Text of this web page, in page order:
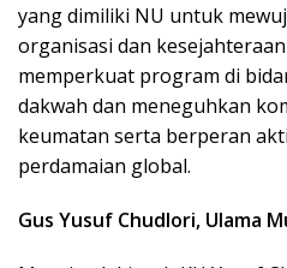
yang dimiliki NU untuk
organisasi dan
memperkuat program di
dakwah dan meneguhkan
keumatan serta berperan
perdamaian global.
Gus Yusuf Chudlori, Ulama